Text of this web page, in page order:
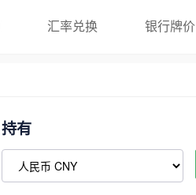
汇率兑换 银行牌价
持有